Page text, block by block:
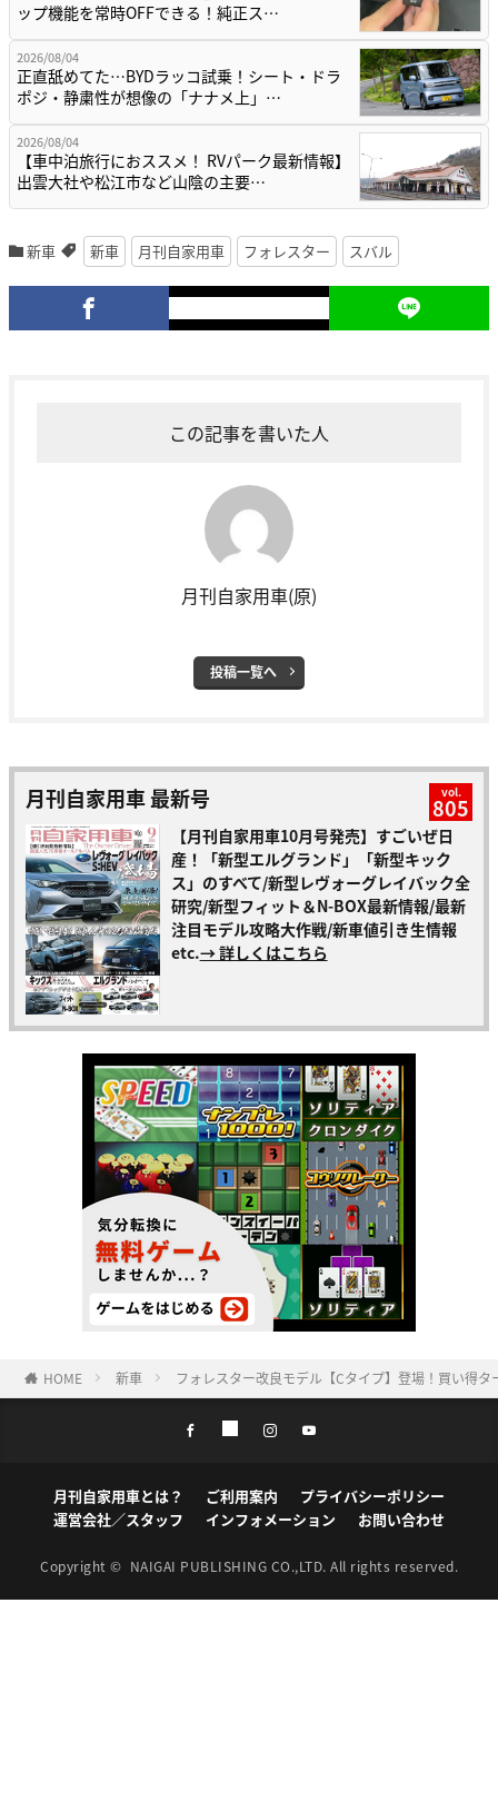
ップ機能を常時OFFできる！純正ス…
2026/08/04
正直舐めてた…BYDラッコ試乗！シート・ドラ
ポジ・静粛性が想像の「ナナメ上」…
2026/08/04
【車中泊旅行におススメ！ RVパーク最新情報】
出雲大社や松江市など山陰の主要…
新車 新車 月刊自家用車 フォレスター スバル
この記事を書いた人
月刊自家用車(原)
投稿一覧へ
月刊自家用車 最新号 vol.
805
【月刊自家用車10月号発売】すごいぜ日
産！「新型エルグランド」「新型キック
ス」のすべて/新型レヴォーグレイバック全
研究/新型フィット＆N-BOX最新情報/最新
注目モデル攻略大作戦/新車値引き生情報
etc.→ 詳しくはこちら
HOME 新車 フォレスター改良モデル【Cタイプ】登場！買い得
月刊自家用車とは？ ご利用案内
プライバシーポリシー
運営会社／スタッフ
インフォメーション お問い合わせ
Copyright © NAIGAI PUBLISHING CO.,LTD. All rights reserved.